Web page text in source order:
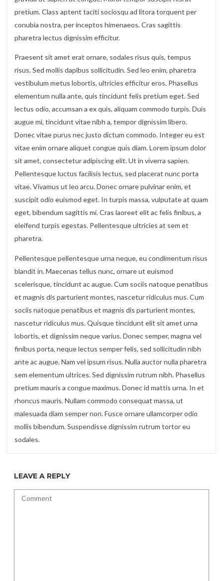
pretium. Class aptent taciti sociosqu ad litora torquent per
conubia nostra, per inceptos himenaeos. Cras sagittis
pharetra lectus dignissim efficitur.
Praesent sit amet erat ornare, sodales risus quis, tempus
risus. Sed mollis dapibus sollicitudin. Sed leo enim, pharetra
vestibulum metus lobortis, ultricies efficitur eros. Phasellus
elementum nulla ante, quis tincidunt felis pretium eget. Sed
lectus odio, accumsan a ex quis, aliquam commodo turpis. Duis
augue mi, tincidunt vitae nibh a, tempor dignissim libero.
Donec vitae purus nec justo dictum commodo. Integer eu est
vitae enim ornare aliquet congue quis diam. Lorem ipsum dolor
sit amet, consectetur adipiscing elit. Ut in viverra sapien.
Pellentesque luctus facilisis lectus, sed placerat nunc porta
vitae. Vivamus ut leo arcu. Donec ornare pulvinar enim, et
suscipit odio euismod eget. In turpis massa, vulputate at quam
eget, bibendum sagittis mi. Cras laoreet elit ac felis finibus, a
eleifend turpis egestas. Pellentesque ultricies at sem et
pharetra.
Pellentesque pellentesque urna neque, eu condimentum risus
blandit in. Maecenas tellus nunc, ornare ut euismod
scelerisque, tincidunt ac augue. Cum sociis natoque penatibus
et magnis dis parturient montes, nascetur ridiculus mus. Cum
sociis natoque penatibus et magnis dis parturient montes,
nascetur ridiculus mus. Quisque tincidunt elit sit amet urna
lobortis, et dignissim neque varius. Donec semper, magna vel
finibus porta, neque lectus semper felis, sed sollicitudin nibh
ante ac augue. Nam vel ipsum risus. Nulla auctor nulla pharetra
sem elementum ultrices. Sed dignissim rutrum nibh. Phasellus
pretium mauris a congue maximus. Donec id mattis urna. In et
rhoncus mauris. Nullam commodo consequat massa, ut
malesuada diam semper non. Fusce ornare ullamcorper odio
mollis bibendum. Suspendisse dignissim rutrum tortor eu
sodales.
LEAVE A REPLY